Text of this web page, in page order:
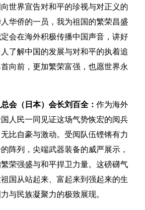
世界宣告对和平的珍视与对正义的
华侨的一员，我为祖国的繁荣昌盛
会在海外积极传播中国声音，讲好
了解中国的发展与对和平的执着追
向前，更加繁荣富强，也愿世界永
会（日本）会长刘百全： 作为海外
人民一同见证这场气势恢宏的阅兵
比自豪与激动。受阅队伍铿锵有力
阵列，尖端武器装备的威严展示，
荣强盛与和平捍卫力量。这磅礴气
国从站起来、富起来到强起来的生
与民族凝聚力的极致展现。